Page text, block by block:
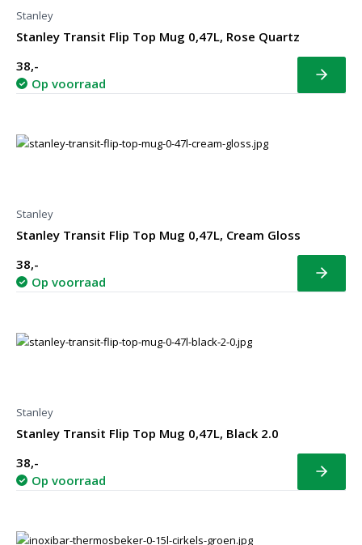
Stanley
Stanley Transit Flip Top Mug 0,47L, Rose Quartz
38,-
Op voorraad
Bekijk
Stanley
Stanley Transit Flip Top Mug 0,47L, Cream Gloss
38,-
Op voorraad
Bekijk
Stanley
Stanley Transit Flip Top Mug 0,47L, Black 2.0
38,-
Op voorraad
Bekijk